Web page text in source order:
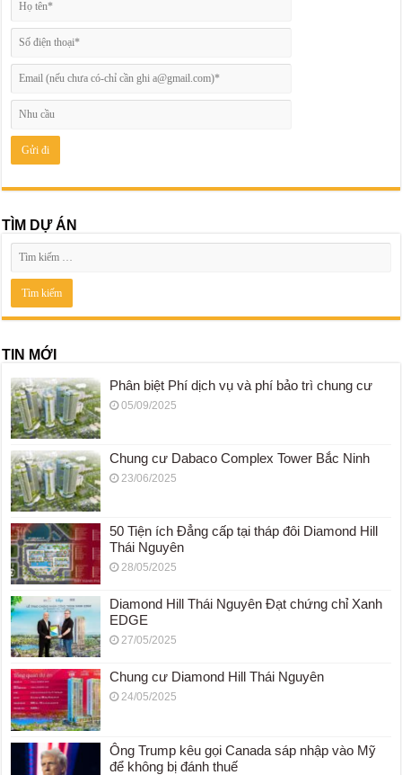
TÌM DỰ ÁN
TIN MỚI
Phân biệt Phí dịch vụ và phí bảo trì chung cư
05/09/2025
Chung cư Dabaco Complex Tower Bắc Ninh
23/06/2025
50 Tiện ích Đẳng cấp tại tháp đôi Diamond Hill
Thái Nguyên
28/05/2025
Diamond Hill Thái Nguyên Đạt chứng chỉ Xanh
EDGE
27/05/2025
Chung cư Diamond Hill Thái Nguyên
24/05/2025
Ông Trump kêu gọi Canada sáp nhập vào Mỹ
để không bị đánh thuế